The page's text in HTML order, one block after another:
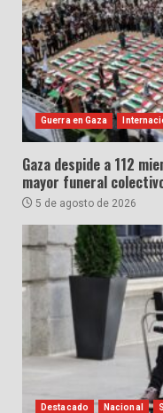
Guerra en Gaza
Gaza despide a 112
mayor funeral
5 de agosto de 2026
Destacado Nacional